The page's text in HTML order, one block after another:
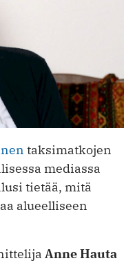
taksimatkojen
mediassa
tietää, mitä
alueelliseen
Anne Hauta